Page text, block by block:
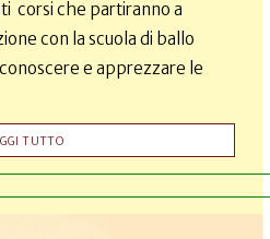
corsi che partiranno a
con la scuola di ballo
e apprezzare le
TUTTO